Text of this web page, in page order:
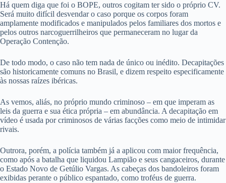
Há quem diga que foi o BOPE, outros cogitam ter sido o próprio CV.
Será muito difícil desvendar o caso porque os corpos foram
amplamente modificados e manipulados pelos familiares dos mortos e
pelos outros narcoguerrilheiros que permaneceram no lugar da
Operação Contenção.
De todo modo, o caso não tem nada de único ou inédito. Decapitações
são historicamente comuns no Brasil, e dizem respeito especificamente
às nossas raízes ibéricas.
As vemos, aliás, no próprio mundo criminoso – em que imperam as
leis da guerra e sua ética própria – em abundância. A decapitação em
vídeo é usada por criminosos de várias facções como meio de intimidar
rivais.
Outrora, porém, a polícia também já a aplicou com maior frequência,
como após a batalha que liquidou Lampião e seus cangaceiros, durante
o Estado Novo de Getúlio Vargas. As cabeças dos bandoleiros foram
exibidas perante o público espantado, como troféus de guerra.